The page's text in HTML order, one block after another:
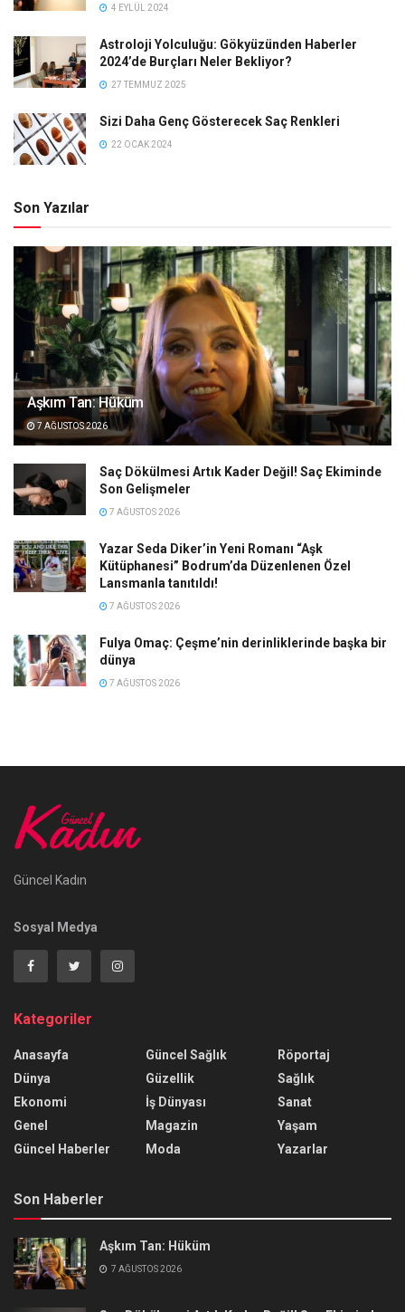
4 EYLÜL 2024
Astroloji Yolculuğu: Gökyüzünden Haberler
2024’de Burçları Neler Bekliyor?
27 TEMMUZ 2025
Sizi Daha Genç Gösterecek Saç Renkleri
22 OCAK 2024
Son Yazılar
Aşkım Tan: Hüküm
7 AĞUSTOS 2026
Saç Dökülmesi Artık Kader Değil! Saç Ekiminde
Son Gelişmeler
7 AĞUSTOS 2026
Yazar Seda Diker’in Yeni Romanı “Aşk
Kütüphanesi” Bodrum’da Düzenlenen Özel
Lansmanla tanıtıldı!
7 AĞUSTOS 2026
Fulya Omaç: Çeşme’nin derinliklerinde başka bir
dünya
7 AĞUSTOS 2026
Güncel Kadın
Sosyal Medya
Kategoriler
Anasayfa
Dünya
Ekonomi
Genel
Güncel Haberler
Güncel Sağlık
Güzellik
İş Dünyası
Magazin
Moda
Röportaj
Sağlık
Sanat
Yaşam
Yazarlar
Son Haberler
Aşkım Tan: Hüküm
7 AĞUSTOS 2026